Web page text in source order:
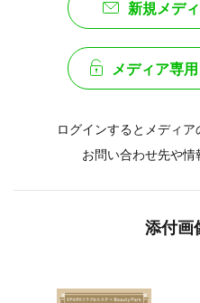
新規メデ
メディア専
ログインするとメディ
お問い合わせ先や
添付画